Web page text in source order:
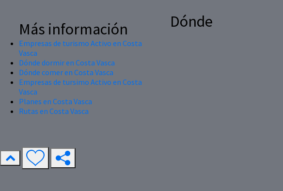
Más información
Empresas de turismo Activo en Costa
Vasca
Dónde dormir en Costa Vasca
Dónde comer en Costa Vasca
Empresas de tursimo Activo en Costa
Vasca
Planes en Costa Vasca
Rutas en Costa Vasca
Dónde